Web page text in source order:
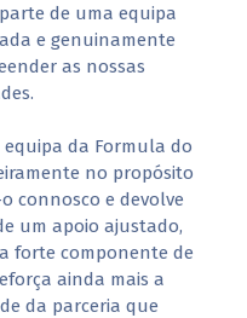
de uma equipa
e genuinamente
as nossas
da Formula do
no propósito
connosco e devolve
um apoio ajustado,
forte componente de
ainda mais a
da parceria que